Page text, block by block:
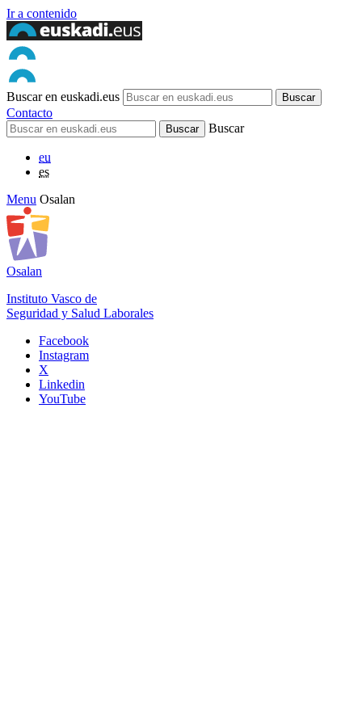
Ir a contenido
Buscar en euskadi.eus
Contacto
Buscar
eu
es
Menu Osalan
Osalan
Instituto Vasco de
Seguridad y Salud Laborales
Facebook
Instagram
X
Linkedin
YouTube